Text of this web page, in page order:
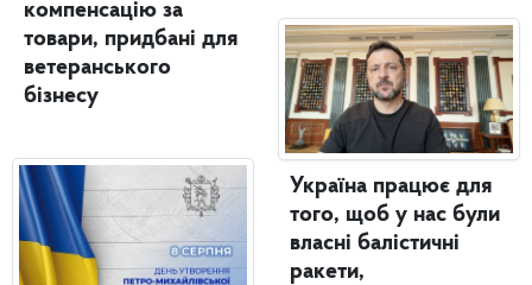
компенсацію за
товари, придбані для
ветеранського
бізнесу
Україна працює для
того, щоб у нас були
власні балістичні
ракети,